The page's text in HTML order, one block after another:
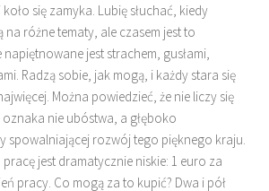
się zamyka. Lubię słuchać, kiedy
na różne tematy, ale czasem jest to
napiętnowane jest strachem, gusłami,
Radzą sobie, jak mogą, i każdy stara się
Można powiedzieć, że nie liczy się
nie ubóstwa, a głęboko
spowalniającej rozwój tego pięknego kraju.
jest dramatycznie niskie: 1 euro za
pracy. Co mogą za to kupić? Dwa i pół